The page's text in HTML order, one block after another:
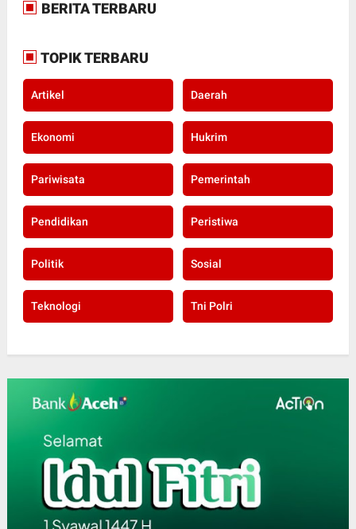
BERITA TERBARU
TOPIK TERBARU
Artikel Daerah
Ekonomi Hukrim
Pariwisata Pemerintah
Pendidikan Peristiwa
Politik Sosial
Teknologi Tni Polri